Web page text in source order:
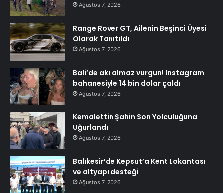
Ağustos 7, 2026
Range Rover GT, Ailenin Beşinci Üyesi
Olarak Tanıtıldı
Ağustos 7, 2026
Bali’de akılalmaz vurgun! Instagram
bahanesiyle 14 bin dolar çaldı
Ağustos 7, 2026
Kemalettin Şahin Son Yolculuğuna
Uğurlandı
Ağustos 7, 2026
Balıkesir’de Kepsut’a Kent Lokantası
ve altyapı desteği
Ağustos 7, 2026